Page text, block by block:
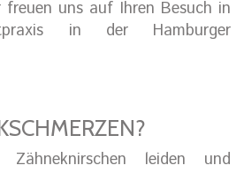
freuen uns auf Ihren Besuch in
in der Hamburger
leiden und